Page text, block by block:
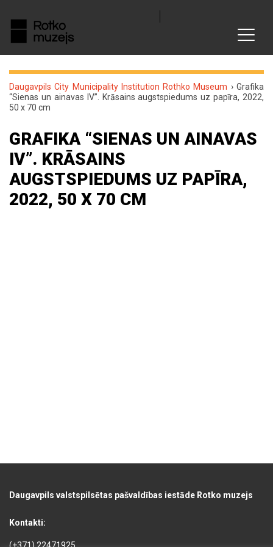
Daugavpils City Municipality Institution Rothko Museum ›Grafika
“Sienas un ainavas IV”. Krāsains augstspiedums uz papīra, 2022,
50 x 70 cm
GRAFIKA “SIENAS UN AINAVAS
IV”. KRĀSAINS
AUGSTSPIEDUMS UZ PAPĪRA,
2022, 50 X 70 CM
Daugavpils valstspilsētas pašvaldības iestāde Rotko muzejs
Kontakti: